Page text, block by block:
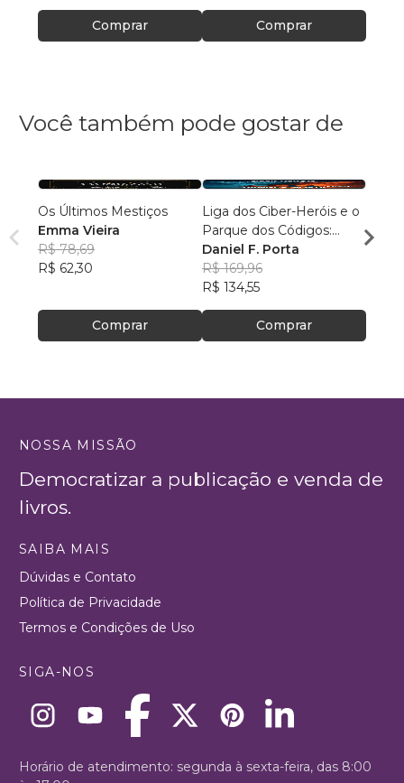
Comprar Comprar
Você também pode gostar de
Os Últimos Mestiços
Emma Vieira
R$ 78,69
R$ 62,30
Comprar
Liga dos Ciber-Heróis e o
Parque dos Códigos:
Rumo ao Desconhecido
Daniel F. Porta
R$ 169,96
R$ 134,55
Comprar
R$
NOSSA MISSÃO
Democratizar a publicação e venda de
livros.
SAIBA MAIS
Dúvidas e Contato
Política de Privacidade
Termos e Condições de Uso
SIGA-NOS
Horário de atendimento: segunda à sexta-feira, das 8:00